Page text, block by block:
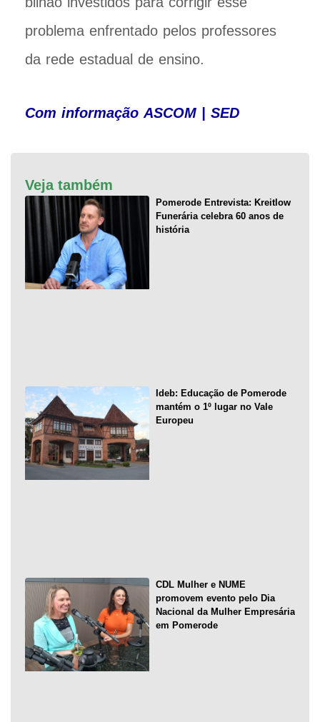
problema enfrentado pelos professores
da rede estadual de ensino.
Com informação ASCOM | SED
Veja também
Pomerode Entrevista: Kreitlow
Funerária celebra 60 anos de
história
Ideb: Educação de Pomerode
mantém o 1º lugar no Vale
Europeu
CDL Mulher e NUME
promovem evento pelo Dia
Nacional da Mulher Empresária
em Pomerode